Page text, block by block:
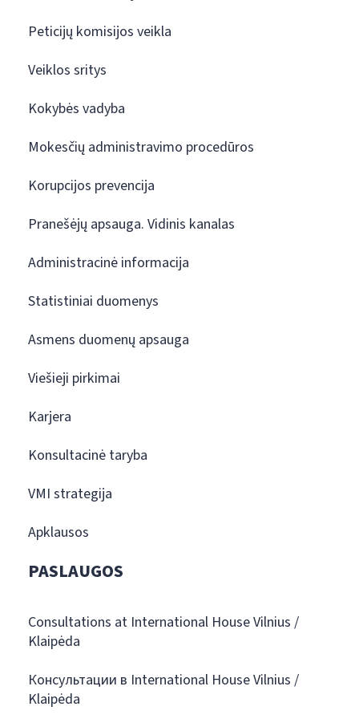
Peticijų komisijos veikla
Veiklos sritys
Kokybės vadyba
Mokesčių administravimo procedūros
Korupcijos prevencija
Pranešėjų apsauga. Vidinis kanalas
Administracinė informacija
Statistiniai duomenys
Asmens duomenų apsauga
Viešieji pirkimai
Karjera
Konsultacinė taryba
VMI strategija
Apklausos
PASLAUGOS
Consultations at International House Vilnius /
Klaipėda
Консультации в International House Vilnius /
Klaipėda